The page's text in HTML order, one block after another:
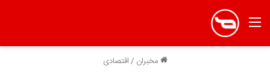
منو
مخبران /اقتصادی